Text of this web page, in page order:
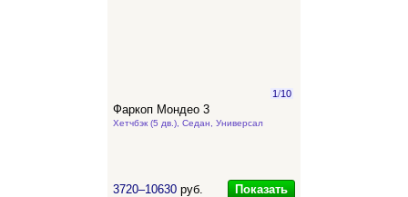
1/10
Фаркоп Мондео 3
Хетчбэк (5 дв.), Седан, Универсал
3720–10630 руб. Показать